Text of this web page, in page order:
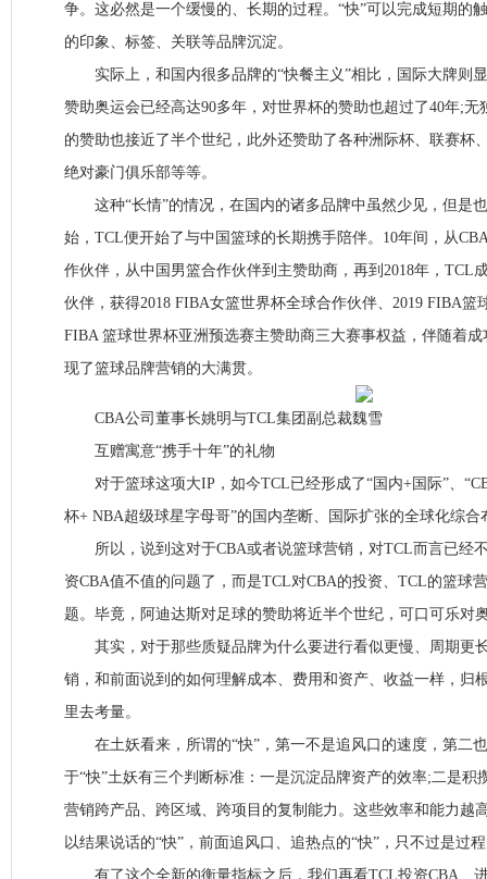
争。这必然是一个缓慢的、长期的过程。“快”可以完成短期的
的印象、标签、关联等品牌沉淀。
实际上，和国内很多品牌的“快餐主义”相比，国际大牌则显
赞助奥运会已经高达90多年，对世界杯的赞助也超过了40年;
的赞助也接近了半个世纪，此外还赞助了各种洲际杯、联赛杯
绝对豪门俱乐部等等。
这种“长情”的情况，在国内的诸多品牌中虽然少见，但是也
始，TCL便开始了与中国篮球的长期携手陪伴。10年间，从
作伙伴，从中国男篮合作伙伴到主赞助商，再到2018年，TCL
伙伴，获得2018 FIBA女篮世界杯全球合作伙伴、2019 FIBA篮
FIBA 篮球世界杯亚洲预选赛主赞助商三大赛事权益，伴随着
现了篮球品牌营销的大满贯。
CBA公司董事长姚明与TCL集团副总裁魏雪
互赠寓意“携手十年”的礼物
对于篮球这项大IP，如今TCL已经形成了“国内+国际”、
杯+ NBA超级球星字母哥”的国内垄断、国际扩张的全球化综合
所以，说到这对于CBA或者说篮球营销，对TCL而言已经
资CBA值不值的问题了，而是TCL对CBA的投资、TCL的篮球
题。毕竟，阿迪达斯对足球的赞助将近半个世纪，可口可乐对
其实，对于那些质疑品牌为什么要进行看似更慢、周期更
销，和前面说到的如何理解成本、费用和资产、收益一样，归
里去考量。
在土妖看来，所谓的“快”，第一不是追风口的速度，第二
于“快”土妖有三个判断标准：一是沉淀品牌资产的效率;二是积
营销跨产品、跨区域、跨项目的复制能力。这些效率和能力越
以结果说话的“快”，前面追风口、追热点的“快”，只不过是过
有了这个全新的衡量指标之后，我们再看TCL投资CBA、